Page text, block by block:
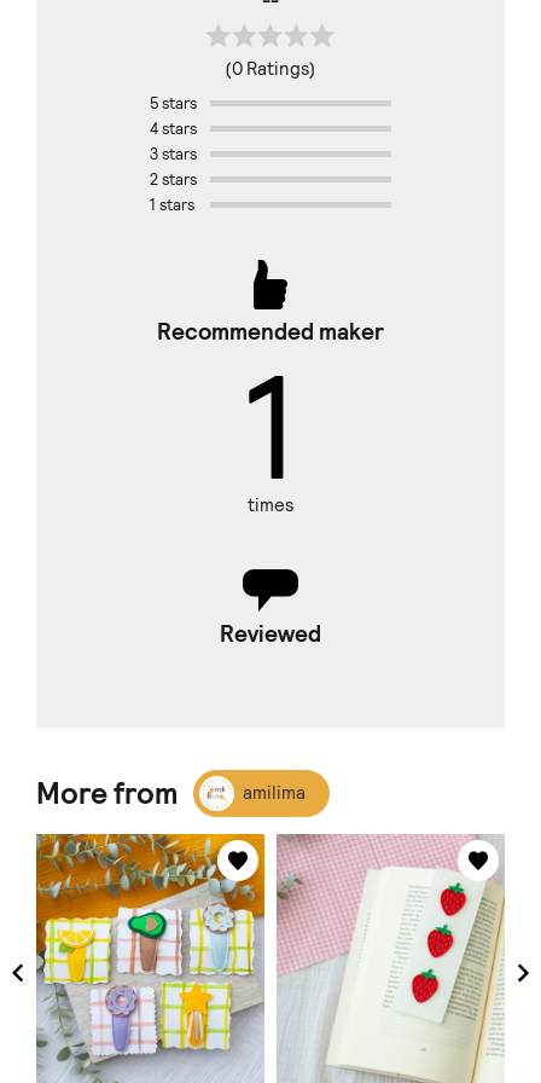
(0 Ratings)
5 stars
4 stars
3 stars
2 stars
1 stars
Recommended maker
1
times
Reviewed
More from amilima